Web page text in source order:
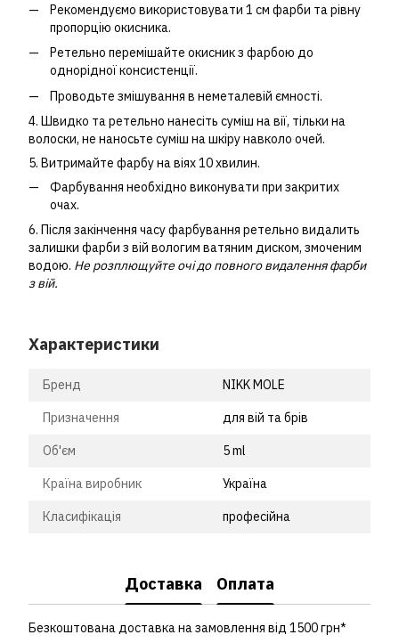
Рекомендуємо використовувати 1 см фарби та рівну
пропорцію окисника.
Ретельно перемішайте окисник з фарбою до
однорідної консистенції.
Проводьте змішування в неметалевій ємності.
4. Швидко та ретельно нанесіть суміш на вії, тільки на
волоски, не наносьте суміш на шкіру навколо очей.
5. Витримайте фарбу на віях 10 хвилин.
Фарбування необхідно виконувати при закритих
очах.
6. Після закінчення часу фарбування ретельно видалить
залишки фарби з вій вологим ватяним диском, змоченим
водою. Не розплющуйте очі до повного видалення фарби
з вій.
Характеристики
Бренд NIKK MOLE
Призначення для вій та брів
Об'єм 5 ml
Країна виробник Україна
Класифікація професійна
Доставка Оплата
Безкоштована доставка на замовлення від 1500 грн*